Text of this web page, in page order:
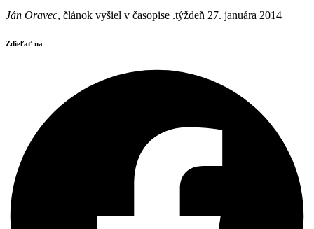
Ján Oravec, článok vyšiel v časopise .týždeň 27. januára 2014
Zdieľať na